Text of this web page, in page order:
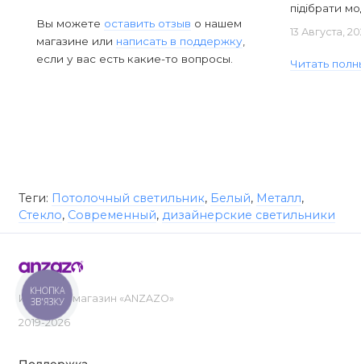
Вы можете оставить отзыв о нашем
магазине или написать в поддержку,
если у вас есть какие-то вопросы.
підібрати
13 Августа,
Читать
Теги: Потолочный светильник, Белый, Металл,
Стекло, Современный, дизайнерские светильники
Интернет-магазин «ANZAZO»
2019-2026
КНОПКА
ЗВ'ЯЗКУ